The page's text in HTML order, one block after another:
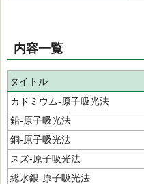
内容一覧
タイトル
カドミウム‐原子吸光法
鉛‐原子吸光法
銅‐原子吸光法
スズ‐原子吸光法
総水銀‐原子吸光法